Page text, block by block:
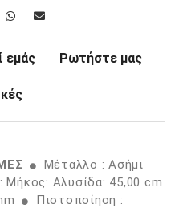
εμάς Ρωτήστε μας
Μέταλλο : Ασήμι
Μήκος: Αλυσίδα: 45,00 cm
Πιστοποίηση :